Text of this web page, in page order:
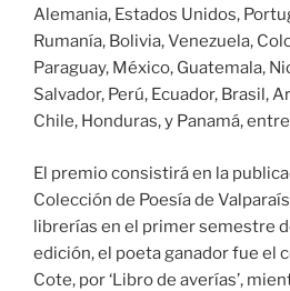
Alemania, Estados Unidos,
Rumanía, Bolivia, Venezuela,
Paraguay, México, Guatemala,
Salvador, Perú, Ecuador, Brasil,
Chile, Honduras, y Panamá,
El premio consistirá en la
Colección de Poesía de
librerías en el primer semestre
edición, el poeta ganador fue el
Cote, por ‘Libro de averías’,